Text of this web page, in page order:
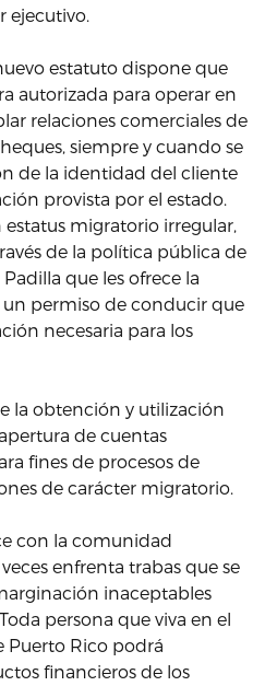
ejecutivo.
estatuto dispone que
autorizada para operar en
relaciones comerciales de
siempre y cuando se
de la identidad del cliente
provista por el estado.
migratorio irregular,
de la política pública de
que les ofrece la
permiso de conducir que
necesaria para los
la obtención y utilización
de cuentas
fines de procesos de
de carácter migratorio.
con la comunidad
enfrenta trabas que se
inaceptables
persona que viva en el
Puerto Rico podrá
financieros de los